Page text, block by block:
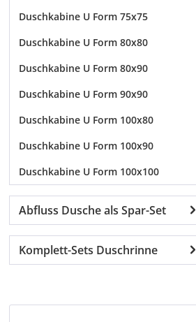
Duschkabine U Form 75x75
Duschkabine U Form 80x80
Duschkabine U Form 80x90
Duschkabine U Form 90x90
Duschkabine U Form 100x80
Duschkabine U Form 100x90
Duschkabine U Form 100x100
Abfluss Dusche als Spar-Set
Komplett-Sets Duschrinne